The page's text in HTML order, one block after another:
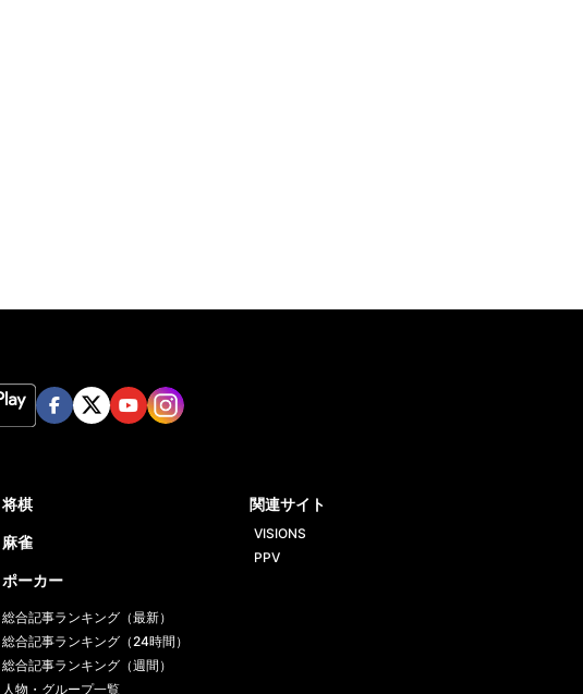
将棋
麻雀
ポーカー
総合記事ランキング（最新）
総合記事ランキング（24時間）
総合記事ランキング（週間）
人物・グループ一覧
関連サイト
VISIONS
PPV